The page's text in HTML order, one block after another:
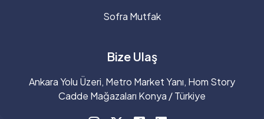
Sofra Mutfak
Bize Ulaş
Ankara Yolu Üzeri, Metro Market Yanı, Hom Story
Cadde Mağazaları Konya / Türkiye